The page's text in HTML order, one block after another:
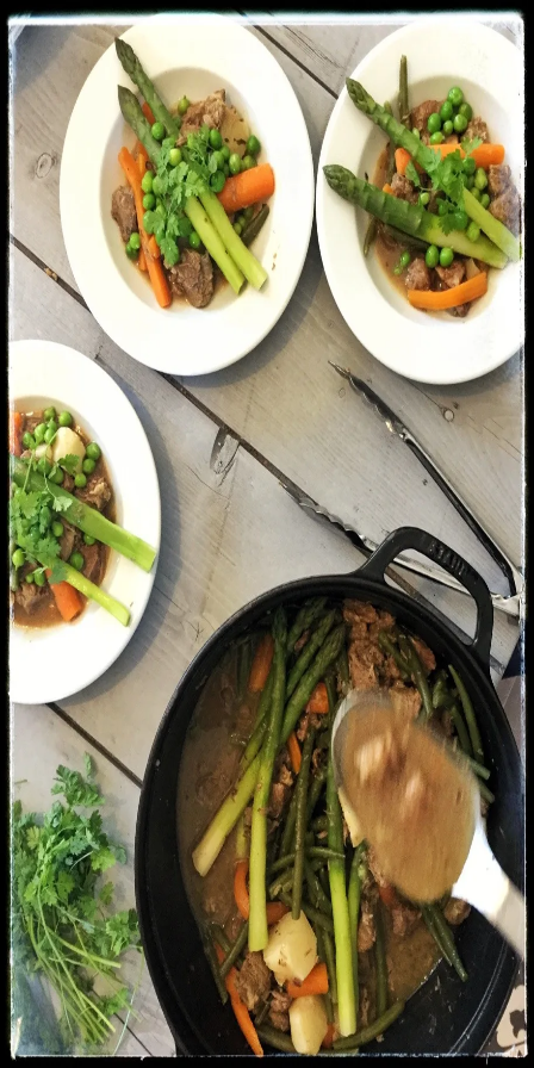
Recettes
Traiteur
Tag
# légume
1 recette
dans cette sélection.
Voir dans la recherche
Navarin d'agneau aux légumes printaniers
3 h FacilePlats
#agneau#amande # asperge